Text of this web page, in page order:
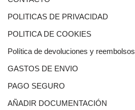
POLITICAS DE PRIVACIDAD
POLITICA DE COOKIES
Política de devoluciones y reembolsos
GASTOS DE ENVIO
PAGO SEGURO
AÑADIR DOCUMENTACIÓN